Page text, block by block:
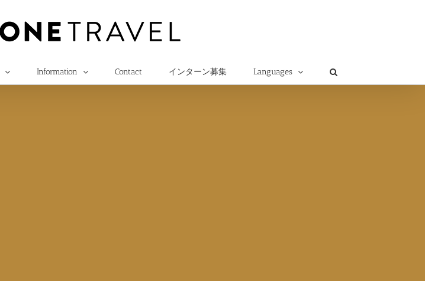
Information Contact インターン募集 Languages